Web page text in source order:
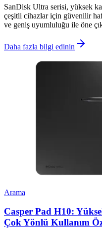
SanDisk Ultra serisi, yüksek
çeşitli cihazlar için güvenilir
ve geniş uyumluluğu ile öne
Daha fazla bilgi edinin
Arama
Casper Pad H10:
Çok Yönlü Kullanım